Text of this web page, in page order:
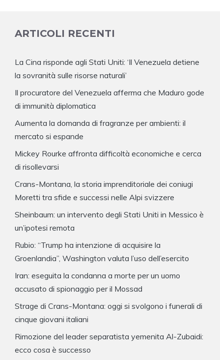
ARTICOLI RECENTI
La Cina risponde agli Stati Uniti: ‘Il Venezuela detiene
la sovranità sulle risorse naturali’
Il procuratore del Venezuela afferma che Maduro gode
di immunità diplomatica
Aumenta la domanda di fragranze per ambienti: il
mercato si espande
Mickey Rourke affronta difficoltà economiche e cerca
di risollevarsi
Crans-Montana, la storia imprenditoriale dei coniugi
Moretti tra sfide e successi nelle Alpi svizzere
Sheinbaum: un intervento degli Stati Uniti in Messico è
un’ipotesi remota
Rubio: “Trump ha intenzione di acquisire la
Groenlandia”, Washington valuta l’uso dell’esercito
Iran: eseguita la condanna a morte per un uomo
accusato di spionaggio per il Mossad
Strage di Crans-Montana: oggi si svolgono i funerali di
cinque giovani italiani
Rimozione del leader separatista yemenita Al-Zubaidi:
ecco cosa è successo